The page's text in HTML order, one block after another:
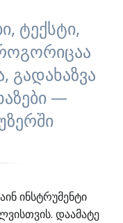
ტექსტი,
გადახაზვა
—
ინსტრუმენტი
დაამატე